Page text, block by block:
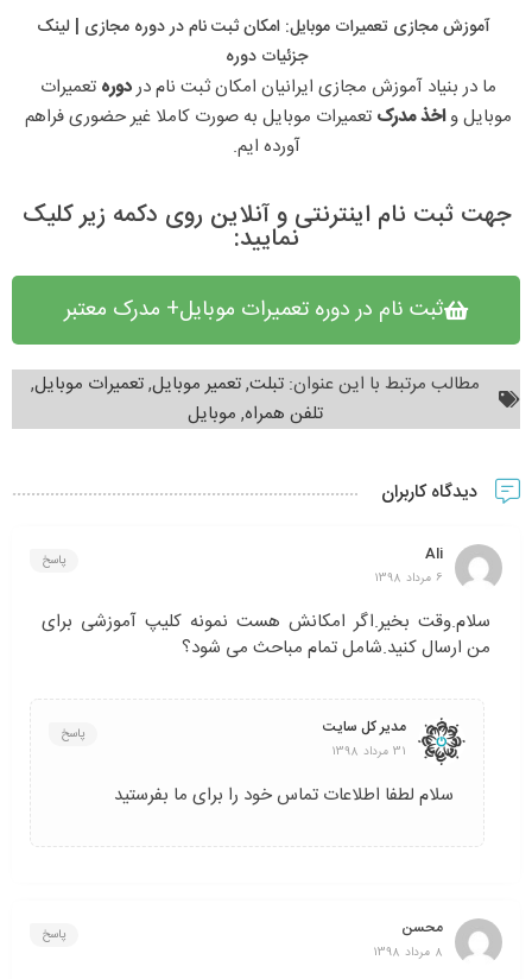
آموزش مجازی تعمیرات موبایل: امکان ثبت نام در دوره مجازی​ | لینک
جزئیات دوره
ما در بنیاد آموزش مجازی ایرانیان امکان ثبت نام در دوره
موبایل و اخذ مدرک
آورده ایم.
جهت ثبت نام اینترنتی و آنلاین روی دکمه زیر کلیک
نمایید:
ثبت نام در دوره تعمیرات موبایل+ مدرک معتبر
مطالب مرتبط با این عنوان:تبلت,تعمیر موبایل,تعمیرات موبایل,
تلفن همراه, موبایل
دیدگاه کاربران
Ali
6 مرداد 1398
پاسخ
سلام.وقت بخیر.اگر امکانش هست نمونه کلیپ آموزشی برای
من ارسال کنید.شامل تمام مباحث می شود؟
مدیر کل سایت
31 مرداد 1398
پاسخ
سلام لطفا اطلاعات تماس خود را برای ما بفرستید
محسن
8 مرداد 1398
پاسخ